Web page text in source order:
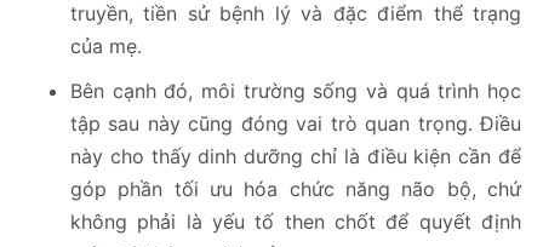
truyền, tiền sử bệnh lý và đặc điểm thể trạng
của mẹ.
Bên cạnh đó, môi trường sống và quá trình học
tập sau này cũng đóng vai trò quan trọng. Điều
này cho thấy dinh dưỡng chỉ là điều kiện cần để
góp phần tối ưu hóa chức năng não bộ, chứ
không phải là yếu tố then chốt để quyết định